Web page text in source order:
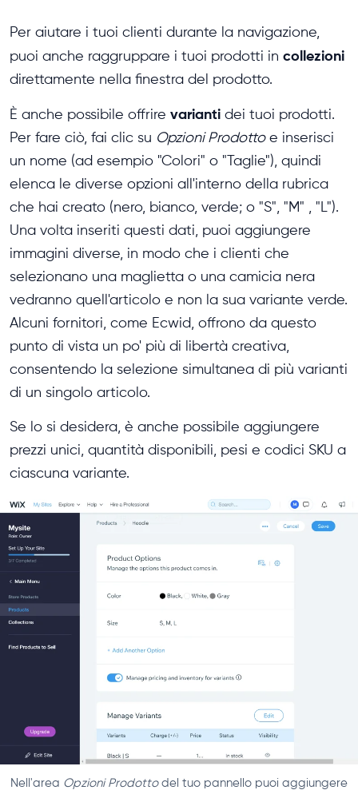
Per aiutare i tuoi clienti durante la navigazione,
puoi anche raggruppare i tuoi prodotti in collezioni
direttamente nella finestra del prodotto.
È anche possibile offrire varianti dei tuoi prodotti.
Per fare ciò, fai clic su Opzioni Prodottoe inserisci
un nome (ad esempio "Colori" o "Taglie"), quindi
elenca le diverse opzioni all'interno della rubrica
che hai creato (nero, bianco, verde; o "S", "M" , "L").
Una volta inseriti questi dati, puoi aggiungere
immagini diverse, in modo che i clienti che
selezionano una maglietta o una camicia nera
vedranno quell'articolo e non la sua variante verde.
Alcuni fornitori, come Ecwid, offrono da questo
punto di vista un po' più di libertà creativa,
consentendo la selezione simultanea di più varianti
di un singolo articolo.
Se lo si desidera, è anche possibile aggiungere
prezzi unici, quantità disponibili, pesi e codici SKU a
ciascuna variante.
Nell'area Opzioni Prodottodel tuo pannello puoi aggiungere